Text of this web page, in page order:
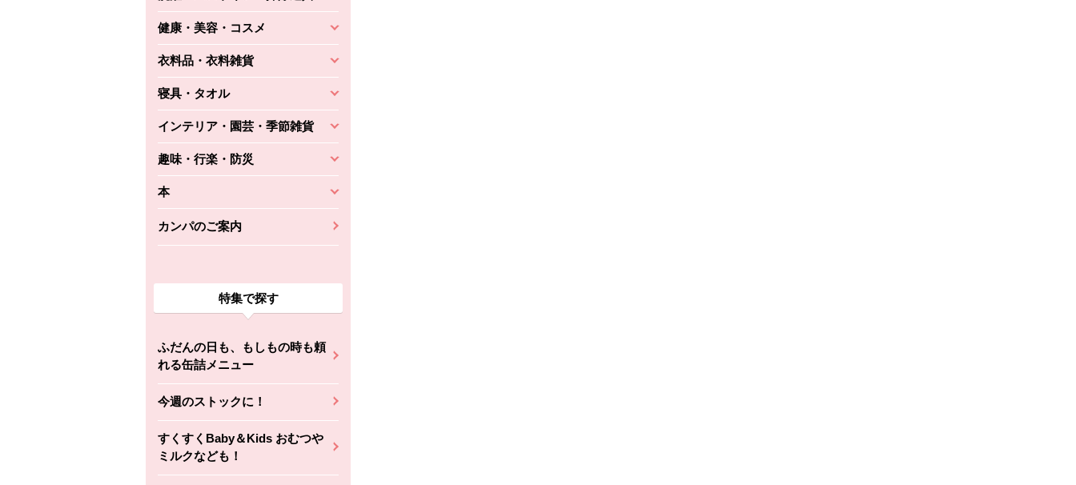
健康・美容・コスメ
衣料品・衣料雑貨
寝具・タオル
インテリア・園芸・季節雑貨
趣味・行楽・防災
本
カンパのご案内
特集で探す
ふだんの日も、もしもの時も頼
れる缶詰メニュー
今週のストックに！
すくすくBaby＆Kids おむつや
ミルクなども！